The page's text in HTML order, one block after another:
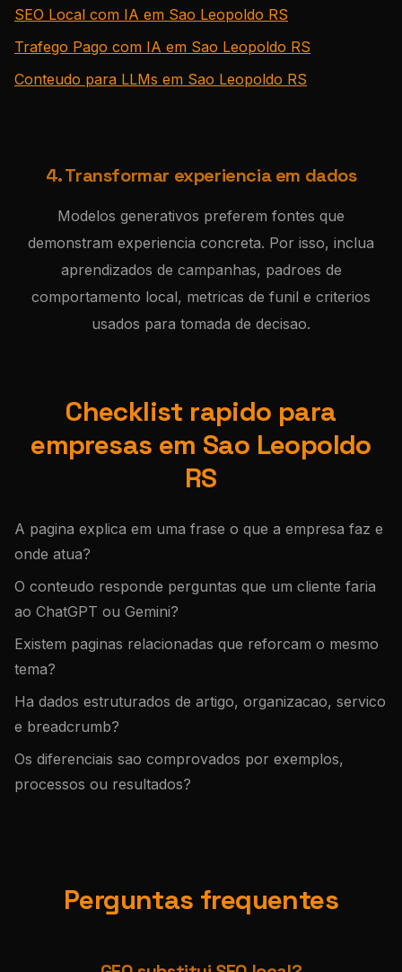
SEO Local com IA em Sao Leopoldo RS
Trafego Pago com IA em Sao Leopoldo RS
Conteudo para LLMs em Sao Leopoldo RS
4. Transformar experiencia em dados
Modelos generativos preferem fontes que
demonstram experiencia concreta. Por isso, inclua
aprendizados de campanhas, padroes de
comportamento local, metricas de funil e criterios
usados para tomada de decisao.
Checklist rapido para
empresas em Sao Leopoldo
RS
A pagina explica em uma frase o que a empresa faz e
onde atua?
O conteudo responde perguntas que um cliente faria
ao ChatGPT ou Gemini?
Existem paginas relacionadas que reforcam o mesmo
tema?
Ha dados estruturados de artigo, organizacao, servico
e breadcrumb?
Os diferenciais sao comprovados por exemplos,
processos ou resultados?
Perguntas frequentes